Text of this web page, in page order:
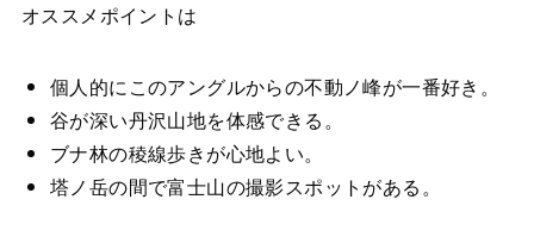
オススメポイントは
個人的にこのアングルからの不動ノ峰が一番好き。
谷が深い丹沢山地を体感できる。
ブナ林の稜線歩きが心地よい。
塔ノ岳の間で富士山の撮影スポットがある。